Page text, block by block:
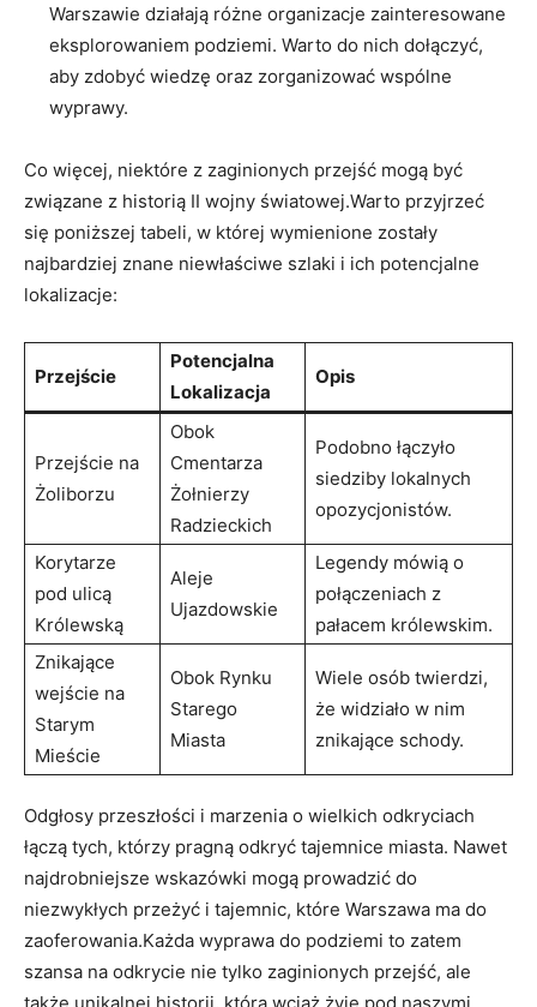
Warszawie działają różne organizacje zainteresowane
eksplorowaniem podziemi. Warto do nich dołączyć,
aby zdobyć wiedzę oraz zorganizować wspólne
wyprawy.
Co więcej, niektóre z zaginionych przejść mogą być
związane z historią II wojny światowej.Warto przyjrzeć
się poniższej tabeli, w której wymienione zostały
najbardziej znane niewłaściwe szlaki i ich potencjalne
lokalizacje:
Przejście
Potencjalna
Lokalizacja
Opis
Przejście na
Żoliborzu
Obok
Cmentarza
Żołnierzy
Radzieckich
Podobno łączyło
siedziby lokalnych
opozycjonistów.
Korytarze
pod ulicą
Królewską
Aleje
Ujazdowskie
Legendy mówią o
połączeniach z
pałacem królewskim.
Znikające
wejście na
Starym
Mieście
Obok Rynku
Starego
Miasta
Wiele osób twierdzi,
że widziało w nim
znikające schody.
Odgłosy przeszłości i marzenia o wielkich odkryciach
łączą tych, którzy pragną odkryć tajemnice miasta. Nawet
najdrobniejsze wskazówki mogą prowadzić do
niezwykłych przeżyć i tajemnic, które Warszawa ma do
zaoferowania.Każda wyprawa do podziemi to zatem
szansa na odkrycie nie tylko zaginionych przejść, ale
także unikalnej historii, która wciąż żyje pod naszymi